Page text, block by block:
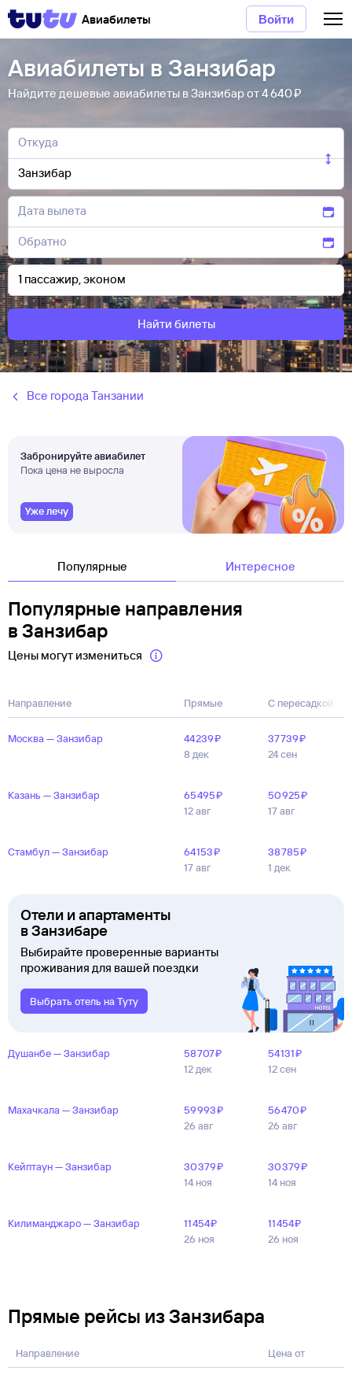
Авиабилеты Войти
Авиабилеты в Занзибар
Найдите дешевые авиабилеты в Занзибар от 4 ⁠640 ⁠₽
Найти билеты
Все города Танзании
Забронируйте авиабилет
Пока цена не выросла
Уже лечу
Популярные Интересное
Популярные направления
в Занзибар
Цены могут измениться
Направление Прямые С пересадкой
Москва — Занзибар
44 ⁠239 ⁠₽
8 дек
37 ⁠739 ⁠₽
24 сен
Казань — Занзибар
65 ⁠495 ⁠₽
12 авг
50 ⁠925 ⁠₽
17 авг
Стамбул — Занзибар
64 ⁠153 ⁠₽
17 авг
38 ⁠785 ⁠₽
1 дек
Отели и апартаменты
в Занзибаре
Выбирайте проверенные варианты
проживания для вашей поездки
Выбрать отель на Туту
Душанбе — Занзибар
58 ⁠707 ⁠₽
12 дек
54 ⁠131 ⁠₽
12 сен
Махачкала — Занзибар
59 ⁠993 ⁠₽
26 авг
56 ⁠470 ⁠₽
26 авг
Кейптаун — Занзибар
30 ⁠379 ⁠₽
14 ноя
30 ⁠379 ⁠₽
14 ноя
Килиманджаро — Занзибар
11 ⁠454 ⁠₽
26 ноя
11 ⁠454 ⁠₽
26 ноя
Прямые рейсы из Занзибара
Направление Цена от